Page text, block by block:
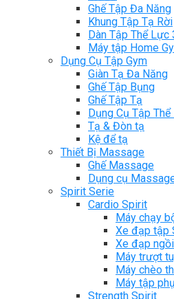
Ghế Tập Đa Năng
Khung Tập Tạ Rời
Dàn Tập Thể Lực
Máy tập Home
Dụng Cụ Tập Gym
Giàn Tạ Đa Năng
Ghế Tập Bụng
Ghế Tập Tạ
Dụng Cụ Tập
Tạ & Đòn tạ
Kệ để tạ
Thiết Bị Massage
Ghế Massage
Dụng cụ
Spirit Serie
Cardio Spirit
Máy chạy
Xe đạp tập
Xe đạp
Máy trượt
Máy chèo
Máy tập
Strength Spirit